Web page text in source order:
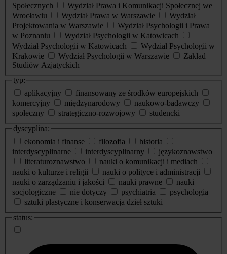
Społecznych
Wydział Prawa i Komunikacji Społecznej we
Wrocławiu
Wydział Prawa w Warszawie
Wydział
Projektowania w Warszawie
Wydział Psychologii i Prawa
w Poznaniu
Wydział Psychologii w Katowicach
Wydział Psychologii w Katowicach
Wydział Psychologii w
Krakowie
Wydział Psychologii w Warszawie
Zakład
Studiów Azjatyckich
typ:
aplikacyjny
finansowany ze środków europejskich
komercyjny
międzynarodowy
naukowo-badawczy
społeczny
strategiczno-rozwojowy
studencki
dyscyplina:
ekonomia i finanse
filozofia
historia
interdyscyplinarne
interdyscyplinarny
językoznawstwo
literaturoznawstwo
nauki o komunikacji i mediach
nauki o kulturze i religii
nauki o polityce i administracji
nauki o zarządzaniu i jakości
nauki prawne
nauki
socjologiczne
nie dotyczy psychiatria
psychologia
sztuki plastyczne i konserwacja dzieł sztuki
status: